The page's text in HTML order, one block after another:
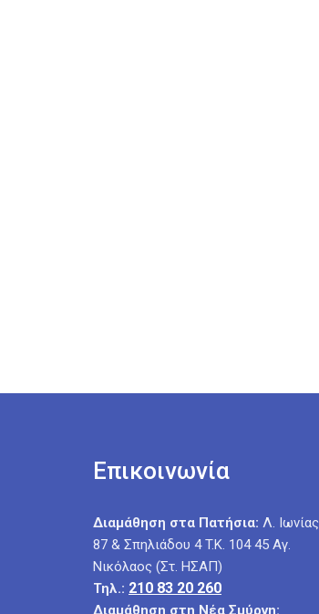
Επικοινωνία
Διαμάθηση στα Πατήσια: Λ. Ιωνίας
87 & Σπηλιάδου 4 T.K. 104 45 Αγ.
Νικόλαος (Στ. ΗΣΑΠ)
Τηλ.: 210 83 20 260
Διαμάθηση στη Νέα Σμύρνη: